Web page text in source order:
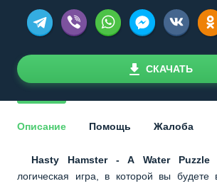
СКАЧАТЬ
Описание Помощь Жалоба
Hasty Hamster - A Water Puzzle
логическая игра, в которой вы будете